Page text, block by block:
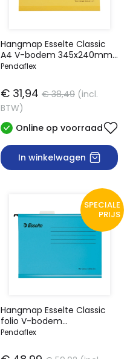
Hangmap Esselte Classic
A4 V-bodem 345x240mm
geel
Pendaflex
€ 31,94 € 38,49 (incl.
BTW)
Online op voorraad
In winkelwagen
SPECIALE
PRIJS
Hangmap Esselte Classic
folio V-bodem
382x240mm blauw
Pendaflex